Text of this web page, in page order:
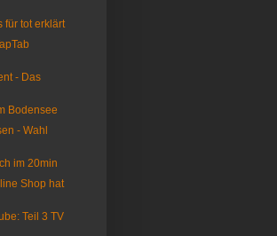
für tot erklärt
- Das
Bodensee
- Wahl
im 20min
Shop hat
Teil 3 TV